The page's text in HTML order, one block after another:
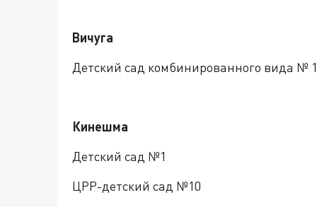
Вичуга
Детский сад комбинированного вида №
Кинешма
Детский сад №1
ЦРР-детский сад №10